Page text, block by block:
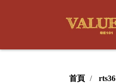
首頁 rts36